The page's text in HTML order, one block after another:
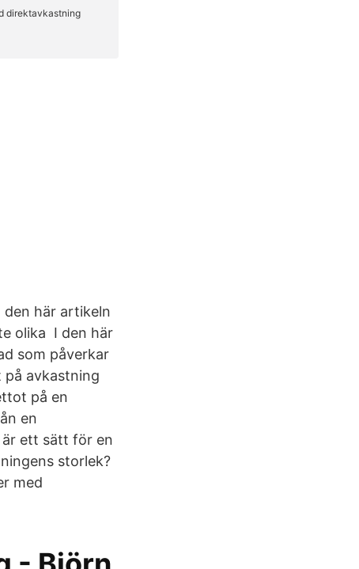
här artikeln
olika I den här
som påverkar
avkastning
på en
en
ett sätt för en
storlek?
med